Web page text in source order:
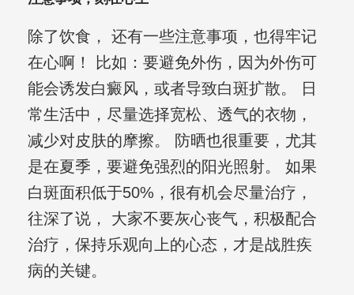
除了饮食， 还有一些注意事项，也得牢记
在心啊！ 比如：要避免外伤，因为外伤可
能会诱发白癜风，或者导致白斑扩散。 日
常生活中，尽量选择宽松、透气的衣物，
减少对皮肤的摩擦。 防晒也很重要，尤其
是在夏季，要避免强烈的阳光照射。 如果
白斑面积低于50%，很有机会尽量治疗，
往深了说， 大家不要灰心丧气，积极配合
治疗，保持乐观向上的心态，才是战胜疾
病的关键。